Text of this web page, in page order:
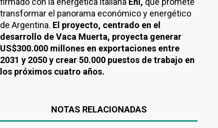
transformar el panorama económico y energético
de Argentina. El proyecto, centrado en el
desarrollo de Vaca Muerta, proyecta generar
US$300.000 millones en exportaciones entre
2031 y 2050 y crear 50.000 puestos de trabajo en
los próximos cuatro años.
NOTAS RELACIONADAS